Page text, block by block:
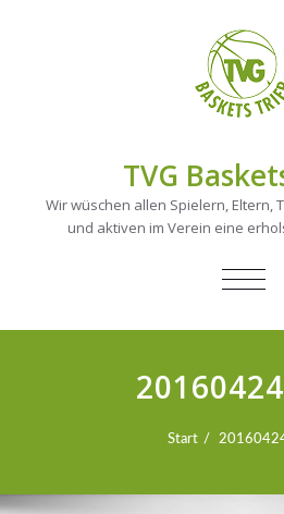
TVG
Wir wüschen allen Spielern, Eltern,
und aktiven im Verein eine
Start